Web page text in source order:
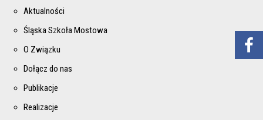
Aktualności
Śląska Szkoła Mostowa
O Związku
Dołącz do nas
Publikacje
Realizacje